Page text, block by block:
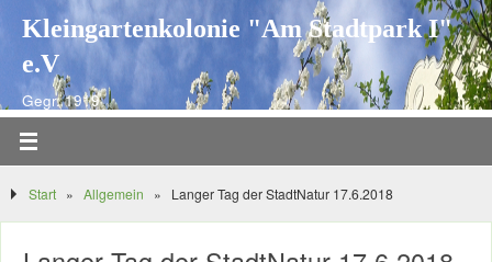
Kleingartenkolonie "Am Stadtpark I"
e.V
Gegr. 1919
Start » Allgemein » Langer Tag der StadtNatur 17.6.2018